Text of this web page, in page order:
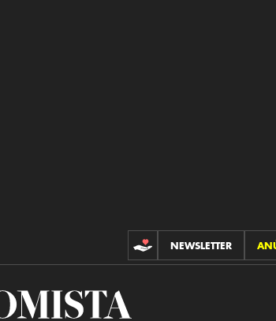
CONTRIBUCIONES
NEWSLETTER